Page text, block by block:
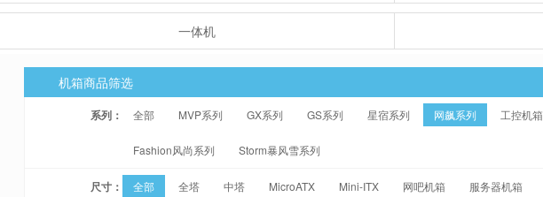
一体机
机箱商品筛选
系列： 全部 MVP系列 GX系列 GS系列 星宿系列 网飙系列 工控机箱
Fashion风尚系列 Storm暴风雪系列
尺寸： 全部 全塔 中塔 MicroATX Mini-ITX 网吧机箱 服务器机箱